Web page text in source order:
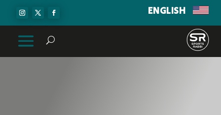
ENGLISH